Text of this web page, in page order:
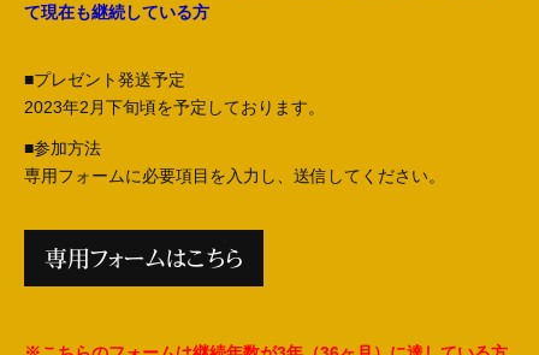
て現在も継続している方
■プレゼント発送予定
2023年2月下旬頃を予定しております。
■参加方法
専用フォームに必要項目を入力し、送信してください。
専用フォームはこちら